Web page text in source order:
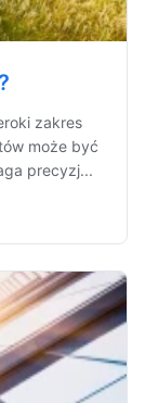
zakres
może być
precyzj...